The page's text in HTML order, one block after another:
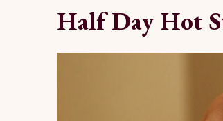
Half Day Hot